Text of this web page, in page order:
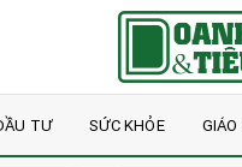
TƯ SỨC KHỎE GIÁO